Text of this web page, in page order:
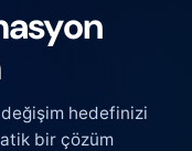
hedefinizi
bir çözüm